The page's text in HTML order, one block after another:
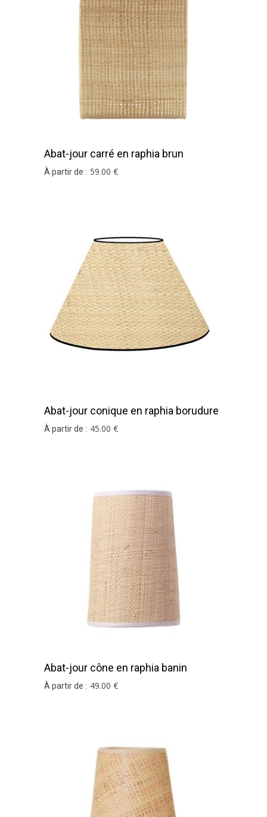
Abat-jour carré en raphia brun
À partir de : 59.00 €
Abat-jour conique en raphia borudure
noire
À partir de : 45.00 €
Abat-jour cône en raphia banin
À partir de : 49.00 €